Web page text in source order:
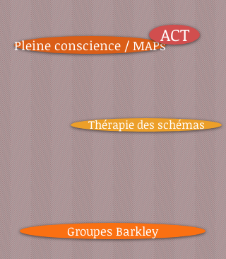
Pleine conscience / MAPsACT
Thérapie des schémas
Groupes Barkley